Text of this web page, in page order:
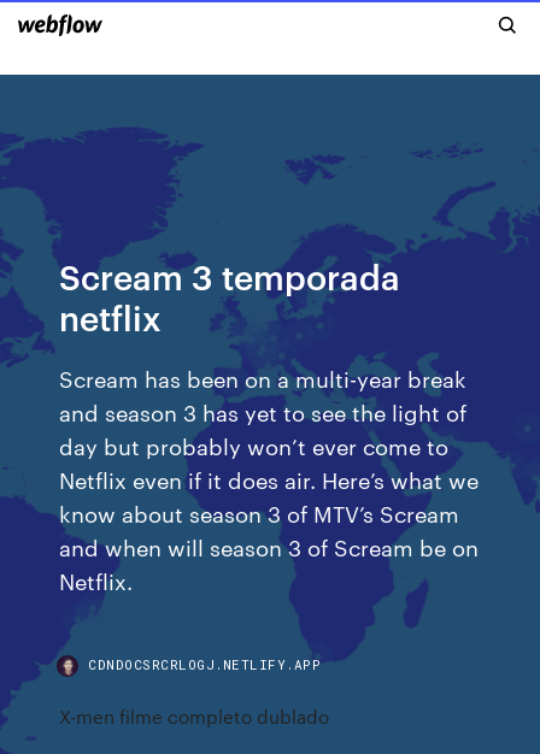
Scream 3 temporada
netflix
Scream has been on a multi-year break
and season 3 has yet to see the light of
day but probably won’t ever come to
Netflix even if it does air. Here’s what we
know about season 3 of MTV’s Scream
and when will season 3 of Scream be on
Netflix.
CDNDOCSRCRLOGJ.NETLIFY.APP
X-men filme completo dublado